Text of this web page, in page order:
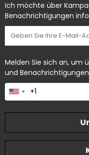
Ich möchte über
Benachrichtigungen
Melden Sie sich an, um
und